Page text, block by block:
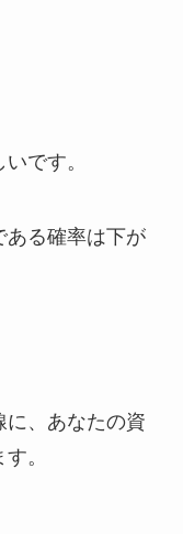
です。
ある確率は下が
に、あなたの資
。